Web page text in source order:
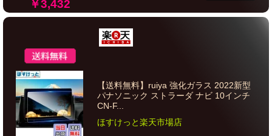
￥3,432
【送料無料】ruiya 強化ガラス 2022新型
パナソニック ストラーダ ナビ 10インチ
CN-F...
ほすけっと楽天市場店